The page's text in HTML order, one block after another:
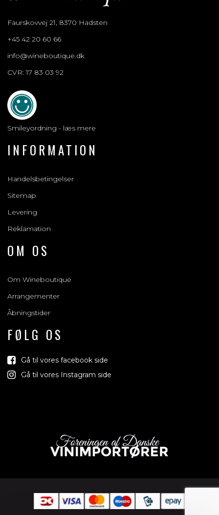
Faurskovvej 21, 8370 Hadsten
+45 42 20 60 66
info@wineboutique.dk
CVR: 17 83 03 92
Smileyordning - læs mere
INFORMATION
Handelsbetingelser
Sitemap
Levering
Reklamation
OM OS
Om Wineboutique
Arrangementer
Åbningstider
FØLG OS
Gå til vores facebook side
Gå til vores Instagram side
Tilmeld